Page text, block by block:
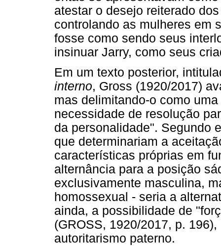
atestar o desejo reiterado
controlando as mulheres em
fosse como sendo seus
insinuar Jarry, como seus
Em um texto posterior,
interno, Gross (1920/2017)
mas delimitando-o como
necessidade de resolução
da personalidade". Segundo
que determinariam a
características próprias em
alternância para a posição
exclusivamente masculina,
homossexual - seria a
ainda, a possibilidade de
(GROSS, 1920/2017, p.
autoritarismo paterno.